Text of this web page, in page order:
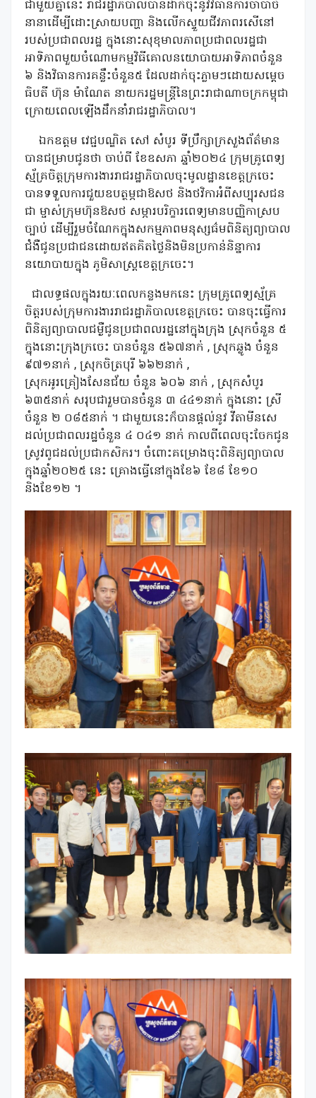
ជាមួយគ្នានេះ រាជរដ្ឋាភិបាលបានដាក់ចុះនូវវិធានការចាំបាច់
នានាដើម្បីដោះស្រាយបញ្ហា និងលើកស្ទួយជីវភាពរសើនៅ
របស់ប្រជាពលរដ្ឋ ក្នុងនោះសុខុមាលភាពប្រជាពលរដ្ឋជា
អាទិភាពមួយចំណោមកម្មវិធីគោលនយោបាយអាទិភាពចំនួន
៦ និងវិធានការគន្លឹះចំនួន៥ ដែលដាក់ចុះភ្លាមៗដោយសម្តេច
ធិបតី ហ៊ុន ម៉ាណែត នាយករដ្ឋមន្ត្រីនៃព្រះរាជាណាចក្រកម្ពុជា
ក្រោយពេលឡើងដឹកនាំរាជរដ្ឋាភិបាល។
ឯកឧត្តម វេជ្ជបណ្ឌិត សៅ សំបូរ ទីប្រឹក្សាក្រសួងព័ត៌មាន
បានជម្រាបជូនថា ចាប់ពី ខែឧសភា ឆ្នាំ២០២៤ ក្រុមគ្រូពេទ្យ
ស្ម័គ្រចិត្តក្រុមការងាររាជរដ្ឋាភិបាលចុះមូលដ្ឋានខេត្តក្រចេះ
បានទទួលការជួយឧបត្ថម្ភជាឱសថ និងថវិកាអំពីសប្បុរសជន
ជា ម្ចាស់ក្រុមហ៊ុនឱសថ សម្ភារបរិក្ខារពេទ្យមានបញ្ញិកាស្រប
ច្បាប់ ដើម្បីរួមចំណែកក្នុងសកម្មភាពមនុស្សធ៌មពិនិត្យព្យាបាល
ជំងឺជូនប្រជាជនដោយឥតគិតថ្លៃនិងមិនប្រកាន់និន្នាការ
នយោបាយក្នុង ភូមិសាស្ត្រខេត្តក្រចេះ។
ជាលទ្ធផលក្នុងរយៈពេលកន្លងមកនេះ ក្រុមគ្រូពេទ្យស័្មគ្រ
ចិត្តរបស់ក្រុមការងាររាជរដ្ឋាភិបាលខេត្តក្រចេះ បានចុះធ្វើការ
ពិនិត្យព្យាបាលជម្ងឺជូនប្រជាពលរដ្ឋនៅក្នុងក្រុង ស្រុកចំនួន ៥
ក្នុងនោះក្រុងក្រចេះ បានចំនួន ៥៦៧នាក់ , ស្រុកឆ្លូង ចំនួន
៩៧១នាក់ , ស្រុកចិត្របុរី ៦៦២នាក់ ,
ស្រុកអូរគ្រៀងសែនជ័យ ចំនួន ៦០៦ នាក់ , ស្រុកសំបូរ
៦៣៥នាក់ សរុបជារួមបានចំនួន ៣ ៤៤១នាក់ ក្នុងនោះ ស្រី
ចំនួន ២ ០៨៥នាក់ ។ ជាមួយនេះក៏បានផ្តល់នូវ វីតាមីនសេ
ដល់ប្រជាពលរដ្ឋចំនួន ៤ ០៤១ នាក់ កាលពីពេលចុះចែកជូន
ស្រូវពូជដល់ប្រជាកសិករ។ ចំពោះគម្រោងចុះពិនិត្យព្យាបាល
ក្នុងឆ្នាំ២០២៥ នេះ គ្រោងធ្វើនៅក្នុងខែ៦ ខែ៨ ខែ១០
និងខែ១២ ។